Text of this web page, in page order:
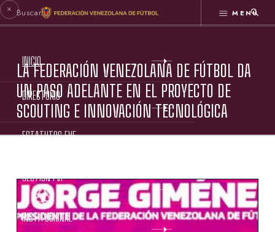
MENÚ
INICIO
DIRECTORIO
ESTATUTOS FVF
GESTIÓN FVF
INSTITUCIONAL
LA FEDERACIÓN VENEZOLANA DE FÚTBOL DA
UN PASO ADELANTE EN EL PROYECTO DE
SCOUTING E INNOVACIÓN TECNOLÓGICA